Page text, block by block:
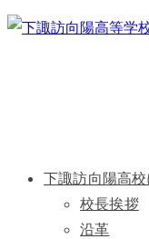
下諏訪向陽高
校長挨拶
沿革